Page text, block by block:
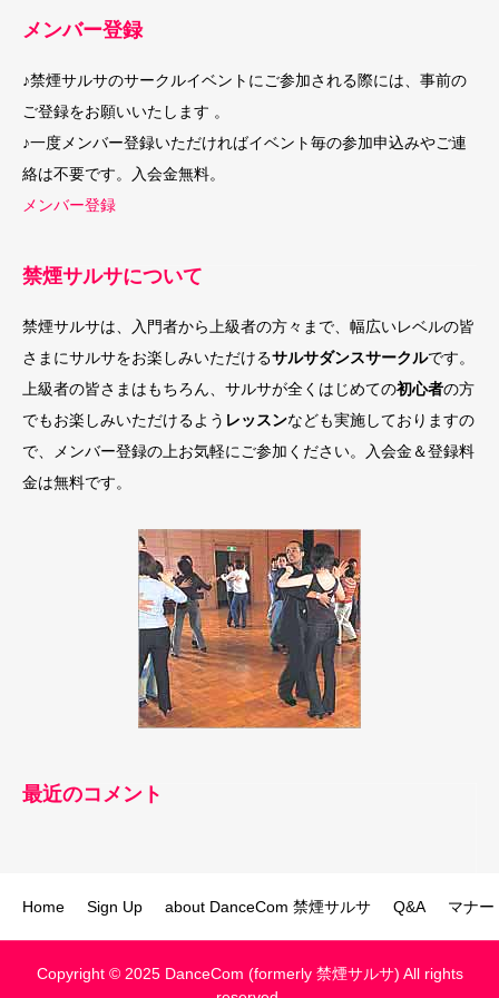
メンバー登録
♪禁煙サルサのサークルイベントにご参加される際には、事前の
ご登録をお願いいたします 。
♪一度メンバー登録いただければイベント毎の参加申込みやご連
絡は不要です。入会金無料。
メンバー登録
禁煙サルサについて
禁煙サルサは、入門者から上級者の方々まで、幅広いレベルの皆
さまにサルサをお楽しみいただけるサルサダンスサークルです。
上級者の皆さまはもちろん、サルサが全くはじめての初心者の方
でもお楽しみいただけるよう レッスンなども実施しておりますの
で、メンバー登録の上お気軽にご参加ください。入会金＆登録料
金は無料です。
最近のコメント
Home Sign Up about DanceCom 禁煙サルサ Q&A マナー
Copyright © 2025 DanceCom (formerly 禁煙サルサ) All rights